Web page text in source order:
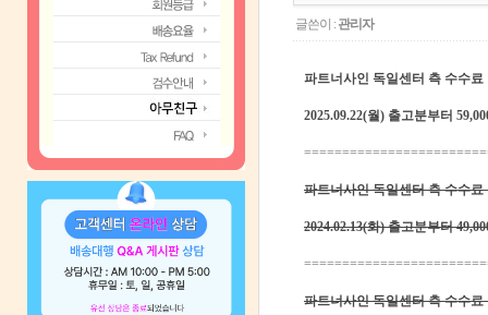
글쓴이 : 관리자
파트너사인 독일센터 측 수수
2025.09.22(월) 출고분부터
파트너사인 독일센터 측 수수
2024.02.13(화) 출고분부터
파트너사인 독일센터 측 수수